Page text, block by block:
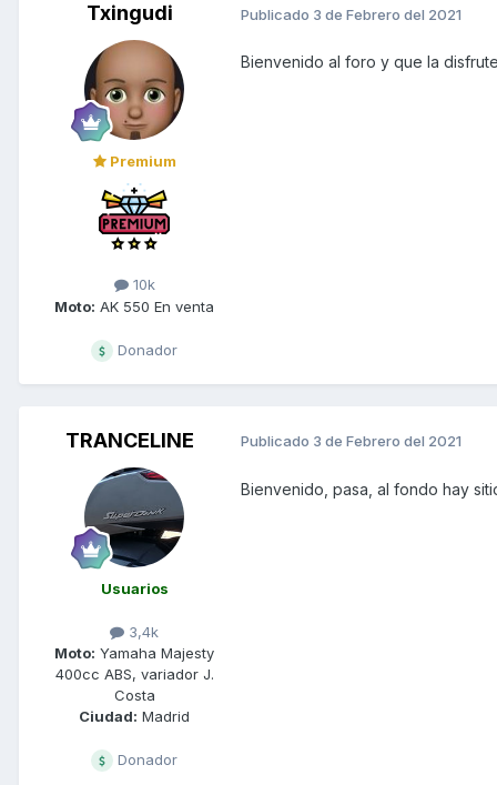
Txingudi
Premium
10k
Moto: AK 550 En venta
Donador
Publicado 3 de Febrero del 2021
Bienvenido al foro y que la
TRANCELINE
Usuarios
3,4k
Moto: Yamaha Majesty
400cc ABS, variador J.
Costa
Ciudad: Madrid
Donador
Publicado 3 de Febrero del 2021
Bienvenido, pasa, al fondo hay